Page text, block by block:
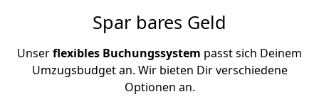
Spar bares Geld
Unserflexibles Buchungssystem passt sich Deinem
Umzugsbudget an. Wir bieten Dir verschiedene
Optionen an.